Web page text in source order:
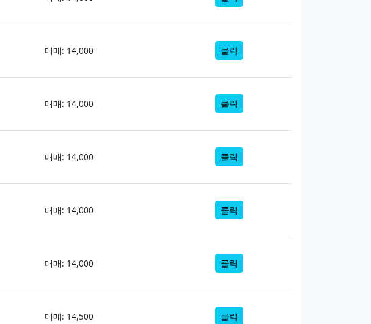
매매: 14,000 클릭
매매: 14,000 클릭
매매: 14,000 클릭
매매: 14,000 클릭
매매: 14,000 클릭
매매: 14,500 클릭